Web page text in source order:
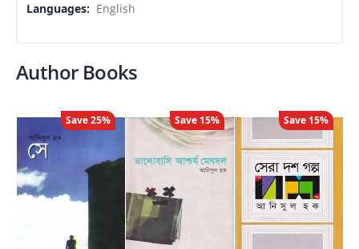
Languages: English
Author Books
Save25% Save 15% Save 15%